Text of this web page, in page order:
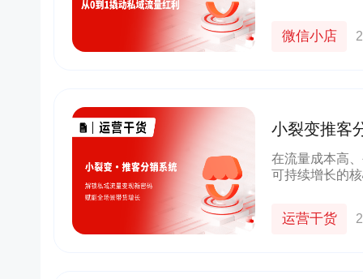
微信小店
小裂变推客
能全场景带
在流量成本高
可持续增长的
运营干货